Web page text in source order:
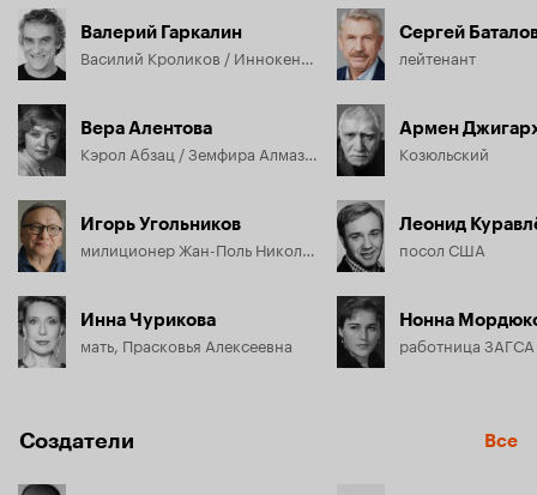
Валерий Гаркалин
Вера Алентова
Игорь Угольников
Инна Чурикова
мать, Прасковья Алексеевна
Сергей
лейтенант
Армен
Козюльский
Леонид
посол США
Нонна
работница ЗАГСА
Создатели Все